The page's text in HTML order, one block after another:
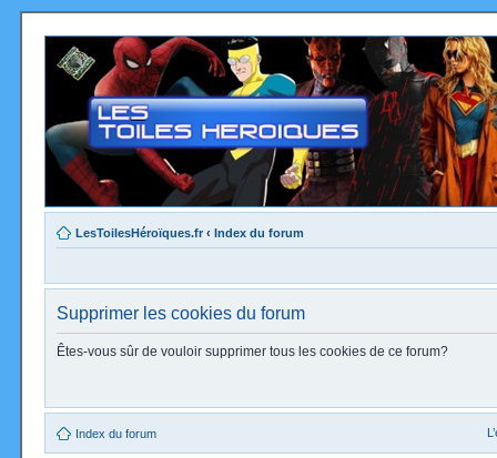
LesToilesHéroïques.fr ‹ Index du forum
Supprimer les cookies du forum
Êtes-vous sûr de vouloir supprimer tous les cookies de ce forum?
Index du forum